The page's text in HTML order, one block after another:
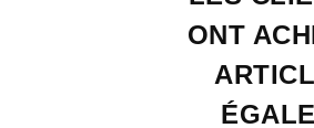
ONT